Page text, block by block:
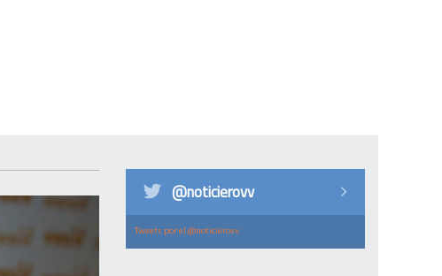
@noticierovv
Tweets por el @noticierovv.